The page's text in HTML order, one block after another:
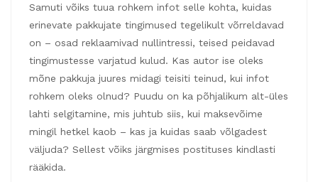
Samuti võiks tuua rohkem infot selle kohta, kuidas
erinevate pakkujate tingimused tegelikult võrreldavad
on – osad reklaamivad nullintressi, teised peidavad
tingimustesse varjatud kulud. Kas autor ise oleks
mõne pakkuja juures midagi teisiti teinud, kui infot
rohkem oleks olnud? Puudu on ka põhjalikum alt-üles
lahti selgitamine, mis juhtub siis, kui maksevõime
mingil hetkel kaob – kas ja kuidas saab võlgadest
väljuda? Sellest võiks järgmises postituses kindlasti
rääkida.